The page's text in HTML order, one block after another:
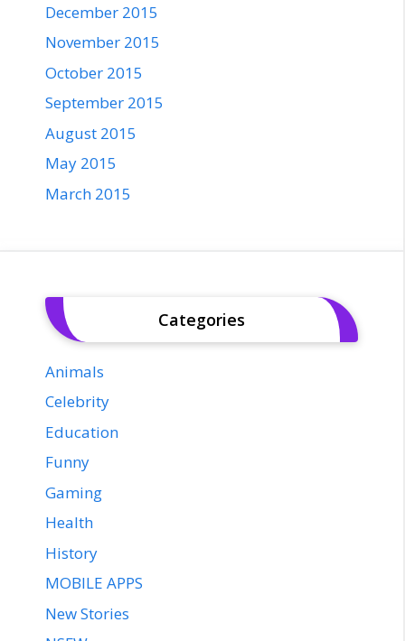
December 2015
November 2015
October 2015
September 2015
August 2015
May 2015
March 2015
Categories
Animals
Celebrity
Education
Funny
Gaming
Health
History
MOBILE APPS
New Stories